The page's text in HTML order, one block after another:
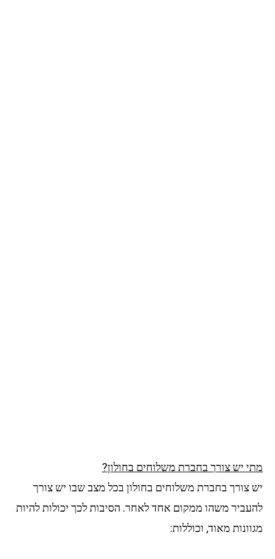
יש צורך בחברת משלוחים בחולון?
צורך בחברת משלוחים בחולון בכל מצב שבו יש צורך
משהו ממקום אחד לאחר. הסיבות לכך יכולות להיות
מאוד, וכוללות: